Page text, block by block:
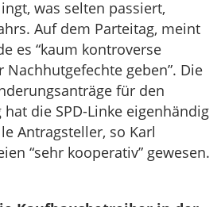
was selten passiert,
Auf dem Parteitag, meint
es “kaum kontroverse
Nachhutgefechte geben”. Die
für den
die SPD-Linke eigenhändig
Antragsteller, so Karl
“sehr kooperativ” gewesen.